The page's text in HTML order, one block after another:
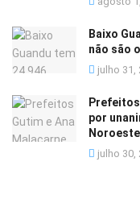
Baixo
não são
julho 31,
por
Noroeste
julho 30,